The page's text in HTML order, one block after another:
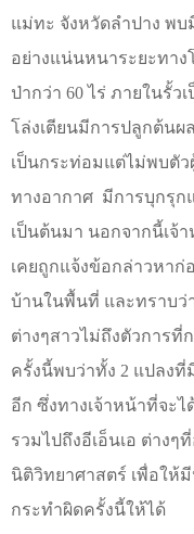
แม่ทะ จังหวัดลำปาง พ
อย่างแน่นหนาระยะทาง
ป่ากว่า 60 ไร่ ภายในรั้ว
โล่งเตียนมีการปลูกต้นผ
เป็นกระท่อมแต่ไม่พบตัว
ทางอากาศ มีการบุกรุก
เป็นต้นมา นอกจากนี้เจ้
เคยถูกแจ้งข้อกล่าวหา
บ้านในพื้นที่ และทราบว่
ต่างๆสาวไม่ถึงตัวการที่
ครั้งนี้พบว่าทั้ง 2 แปลงที่
อีก ซึ่งทางเจ้าหน้าที่จะ
รวมไปถึงอีเอ็นเอ ต่างๆ
นิติวิทยาศาสตร์ เพื่อให้
กระทำผิดครั้งนี้ให้ได้